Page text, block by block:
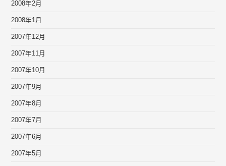
2008年2月
2008年1月
2007年12月
2007年11月
2007年10月
2007年9月
2007年8月
2007年7月
2007年6月
2007年5月